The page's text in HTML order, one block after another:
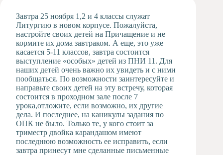
студия
Музыкальное
отделение
Психологическая
Служба
Тьюторская
служба
Завтра 25 ноября 1,2 и 4 классы служат
Литургию в новом корпусе. Пожалуйста,
настройте своих детей на Причащение и не
кормите их дома завтраком. А еще, это уже
касается 5-11 классов, завтра состоится
выступление «особых» детей из ПНИ 11. Для
наших детей очень важно их увидеть и с ними
пообщаться. По возможности заинтересуйте и
направьте своих детей на эту встречу, которая
состоится в проходном зале после 7
урока,отложите, если возможно, их другие
дела. И последнее, на каникулы задания по
ОПК не было. Только те, у кого стоит за
триместр двойка карандашом имеют
последнюю возможность ее исправить, если
завтра принесут мне сделанные письменные